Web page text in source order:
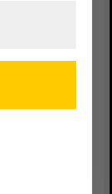
weist mit